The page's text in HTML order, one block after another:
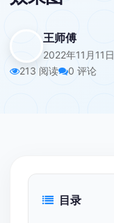
王师傅
2022年11月11日
213 阅读
0 评论
目录